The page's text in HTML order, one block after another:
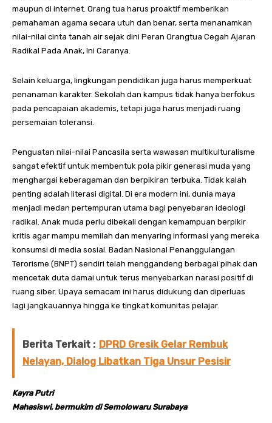
maupun di internet. Orang tua harus proaktif memberikan
pemahaman agama secara utuh dan benar, serta menanamkan
nilai-nilai cinta tanah air sejak dini Peran Orangtua Cegah Ajaran
Radikal Pada Anak, Ini Caranya.
Selain keluarga, lingkungan pendidikan juga harus memperkuat
penanaman karakter. Sekolah dan kampus tidak hanya berfokus
pada pencapaian akademis, tetapi juga harus menjadi ruang
persemaian toleransi.
Penguatan nilai-nilai Pancasila serta wawasan multikulturalisme
sangat efektif untuk membentuk pola pikir generasi muda yang
menghargai keberagaman dan berpikiran terbuka. Tidak kalah
penting adalah literasi digital. Di era modern ini, dunia maya
menjadi medan pertempuran utama bagi penyebaran ideologi
radikal. Anak muda perlu dibekali dengan kemampuan berpikir
kritis agar mampu memilah dan menyaring informasi yang mereka
konsumsi di media sosial. Badan Nasional Penanggulangan
Terorisme (BNPT) sendiri telah menggandeng berbagai pihak dan
mencetak duta damai untuk terus menyebarkan narasi positif di
ruang siber. Upaya semacam ini harus didukung dan diperluas
lagi jangkauannya hingga ke tingkat komunitas pelajar.
Berita Terkait : DPRD Gresik Gelar Rembuk
Nelayan, Dialog Libatkan Tiga Unsur Pesisir
Kayra Putri
Mahasiswi, bermukim di Semolowaru Surabaya